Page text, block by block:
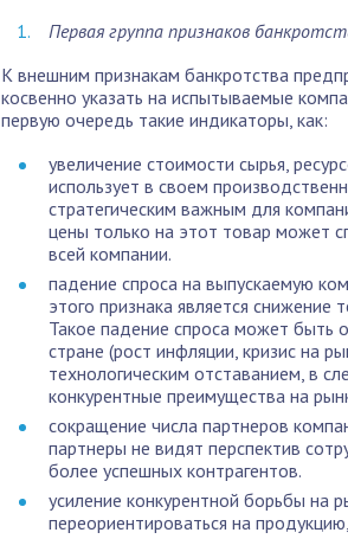
Первая группа признаков
К внешним признакам банкротства
косвенно указать на испытываемые
первую очередь такие индикаторы, как:
увеличение стоимости сырья,
использует в своем
стратегическим важным для
цены только на этот товар может
всей компании.
падение спроса на выпускаемую
этого признака является снижение
Такое падение спроса может быть
стране (рост инфляции, кризис на
технологическим отставанием, в
конкурентные преимущества на
сокращение числа партнеров
партнеры не видят перспектив
более успешных контрагентов.
усиление конкурентной борьбы на
переориентироваться на